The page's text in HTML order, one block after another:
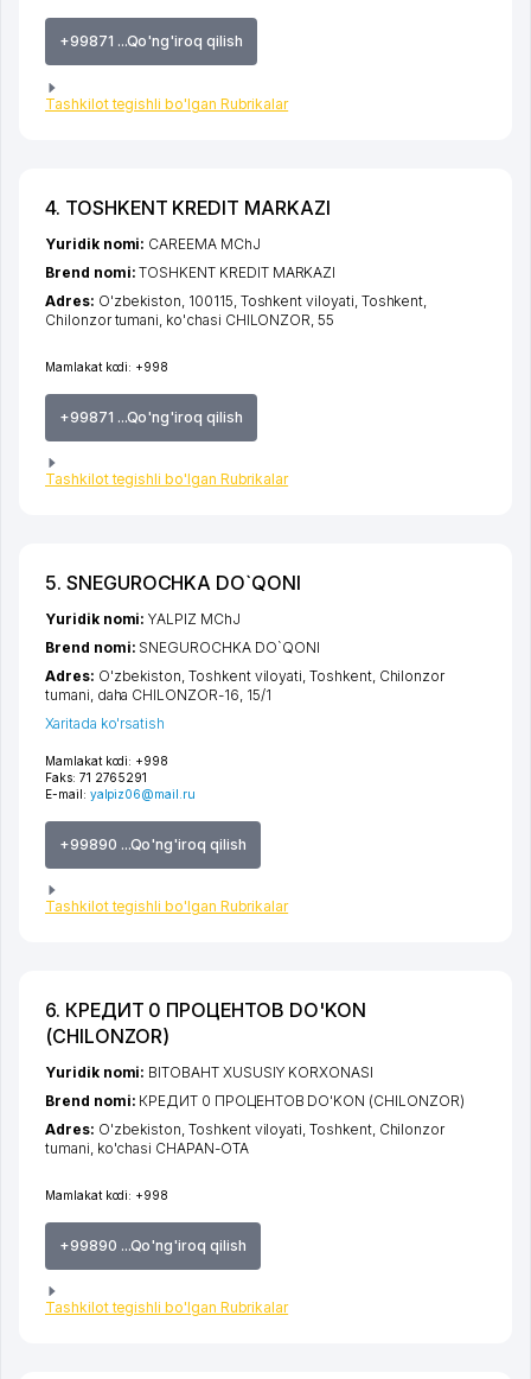
+99871 ...Qo'ng'iroq qilish
Tashkilot tegishli bo'lgan Rubrikalar
4. TOSHKENT KREDIT MARKAZI
Mamlakat kodi: +998
+99871 ...Qo'ng'iroq qilish
Tashkilot tegishli bo'lgan Rubrikalar
Yuridik nomi: CAREEMA MChJ
Brend nomi:TOSHKENT KREDIT MARKAZI
Adres: O'zbekiston, 100115, Toshkent viloyati Toshkent
Chilonzor tumani ko'chasi CHILONZOR , 55
5. SNEGUROCHKA DO`QONI
Mamlakat kodi: +998
Faks: 71 2765291
E-mail: yalpiz06@mail.ru
+99890 ...Qo'ng'iroq qilish
Tashkilot tegishli bo'lgan Rubrikalar
Yuridik nomi:YALPIZ MChJ
Brend nomi: SNEGUROCHKA DO`QONI
Adres: O'zbekiston,Toshkent viloyati ,Toshkent, Chilonzor
tumani daha CHILONZOR-16 , 15/1
Xaritada ko'rsatish
6. КРЕДИТ 0 ПРОЦЕНТОВ DO'KON
(CHILONZOR)
Mamlakat kodi: +998
+99890 ...Qo'ng'iroq qilish
Tashkilot tegishli bo'lgan Rubrikalar
Yuridik nomi: BITOBAHT XUSUSIY KORXONASI
Brend nomi: КРЕДИТ 0 ПРОЦЕНТОВ DO'KON (CHILONZOR)
Adres: O'zbekiston,Toshkent viloyati,Toshkent, Chilonzor
tumani, ko'chasi CHAPAN-OTA